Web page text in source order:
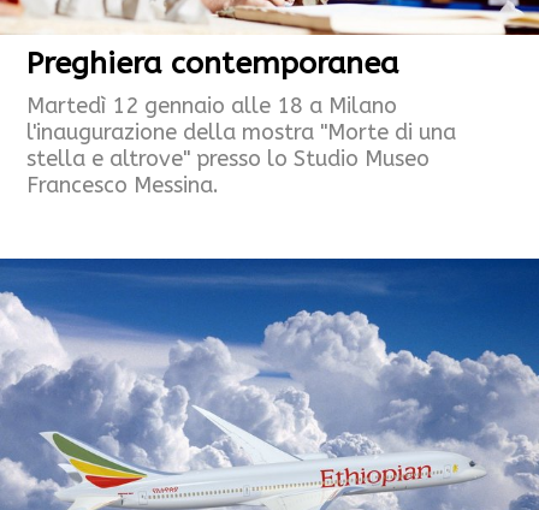
Preghiera contemporanea
Martedì 12 gennaio alle 18 a Milano
l'inaugurazione della mostra "Morte di una
stella e altrove" presso lo Studio Museo
Francesco Messina.